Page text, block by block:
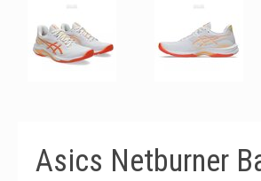
Asics Netburner